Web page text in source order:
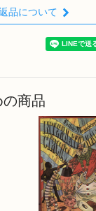
品について
商品